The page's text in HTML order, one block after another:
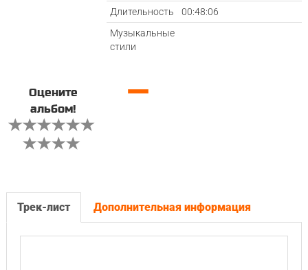
Длительность
00:48:06
Музыкальные
стили
Оцените
альбом!
—
Трек-лист Дополнительная информация